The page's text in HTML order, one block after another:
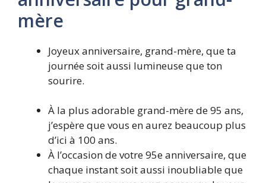
mère
Joyeux anniversaire, grand-mère, que ta
journée soit aussi lumineuse que ton
sourire.
À la plus adorable grand-mère de 95 ans,
j’espère que vous en aurez beaucoup plus
d’ici à 100 ans.
À l’occasion de votre 95e anniversaire, que
chaque instant soit aussi inoubliable que